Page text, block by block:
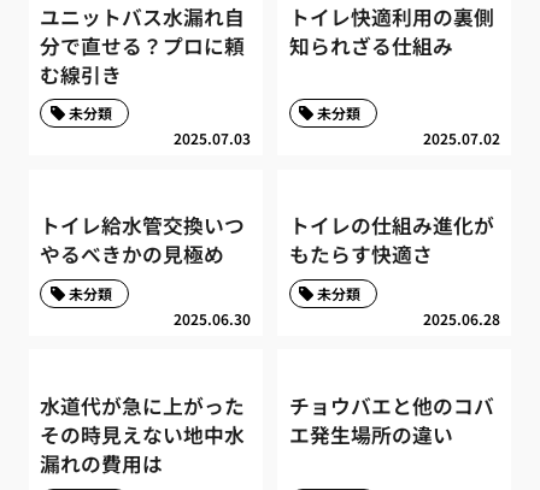
ユニットバス水漏れ自
分で直せる？プロに頼
む線引き
2025.07.03
未分類
トイレ快適利用の裏側
知られざる仕組み
2025.07.02
未分類
トイレ給水管交換いつ
やるべきかの見極め
2025.06.30
未分類
トイレの仕組み進化が
もたらす快適さ
2025.06.28
未分類
水道代が急に上がった
その時見えない地中水
漏れの費用は
チョウバエと他のコバ
エ発生場所の違い